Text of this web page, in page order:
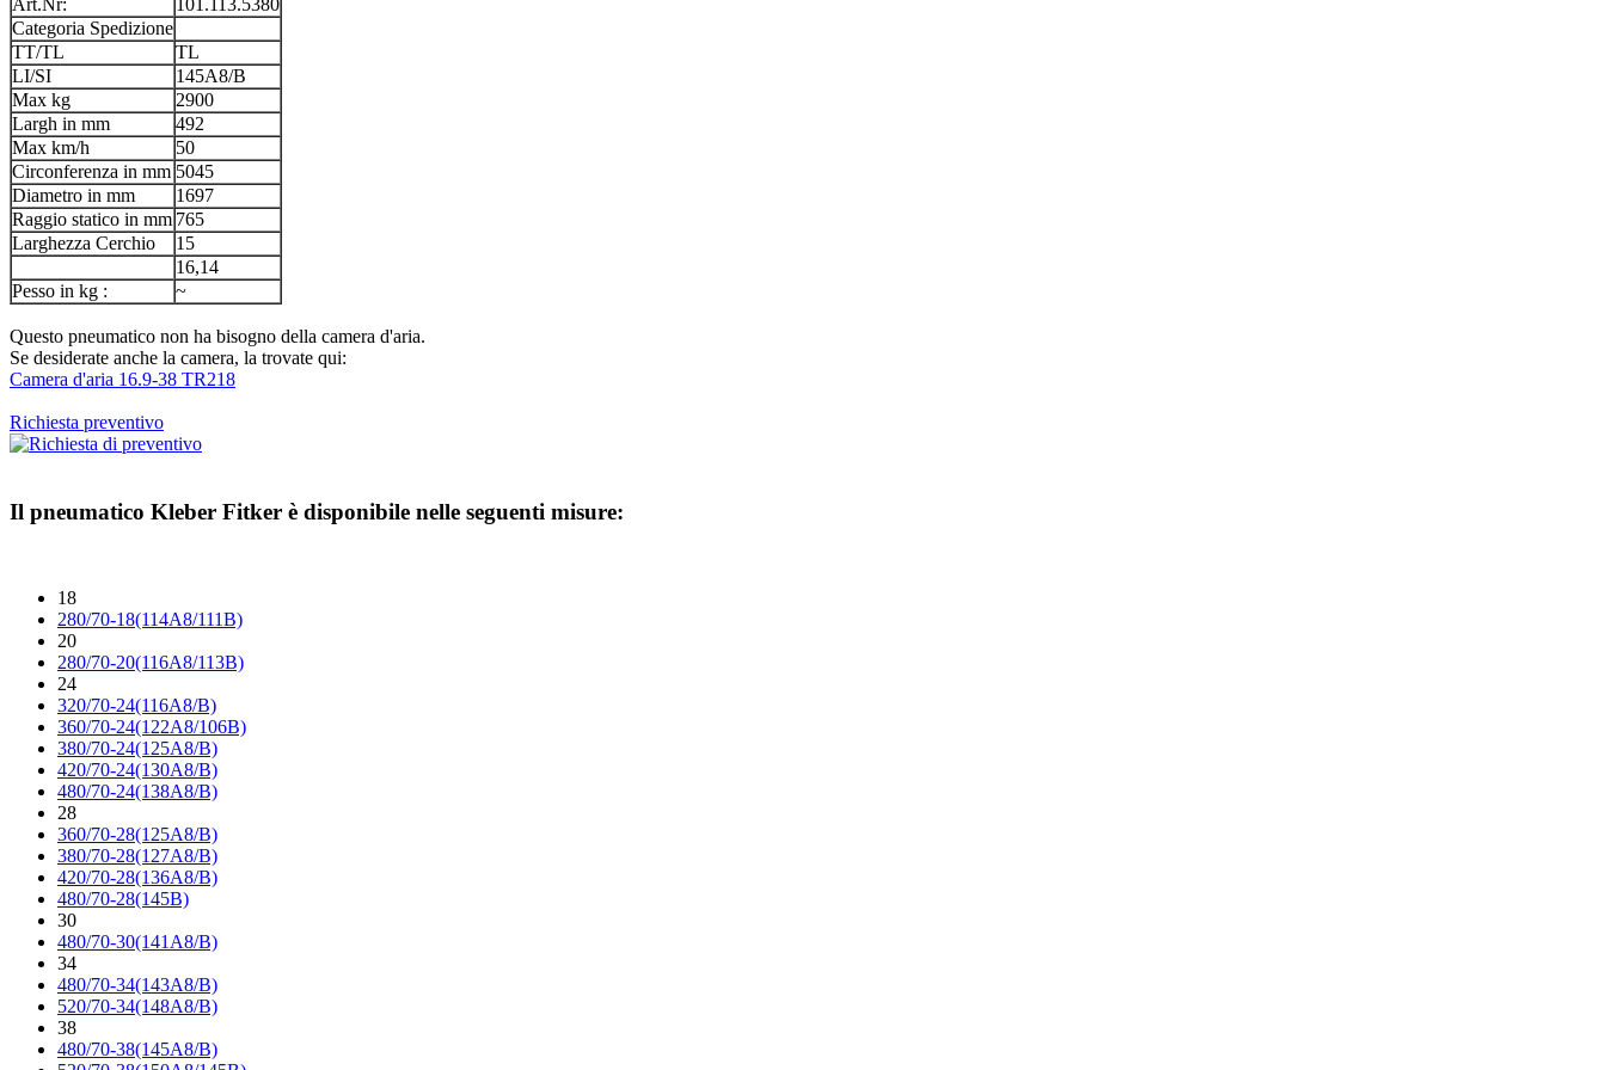
Categoria Spedizione
TT/TL
TL
LI/SI
145A8/B
Max kg
2900
Largh in mm
492
Max km/h
50
Circonferenza in mm 5045
Diametro in mm
1697
Raggio statico in mm 765
Larghezza Cerchio
15
16,14
Pesso in kg :
~
Questo pneumatico non ha bisogno della camera d'aria.
Se desiderate anche la camera, la trovate qui:
Camera d'aria 16.9-38 TR218
Richiesta preventivo
Il pneumatico Kleber Fitker è disponibile nelle seguenti misure:
18
280/70-18(114A8/111B)
20
280/70-20(116A8/113B)
24
320/70-24(116A8/B)
360/70-24(122A8/106B)
380/70-24(125A8/B)
420/70-24(130A8/B)
480/70-24(138A8/B)
28
360/70-28(125A8/B)
380/70-28(127A8/B)
420/70-28(136A8/B)
480/70-28(145B)
30
480/70-30(141A8/B)
34
480/70-34(143A8/B)
520/70-34(148A8/B)
38
480/70-38(145A8/B)